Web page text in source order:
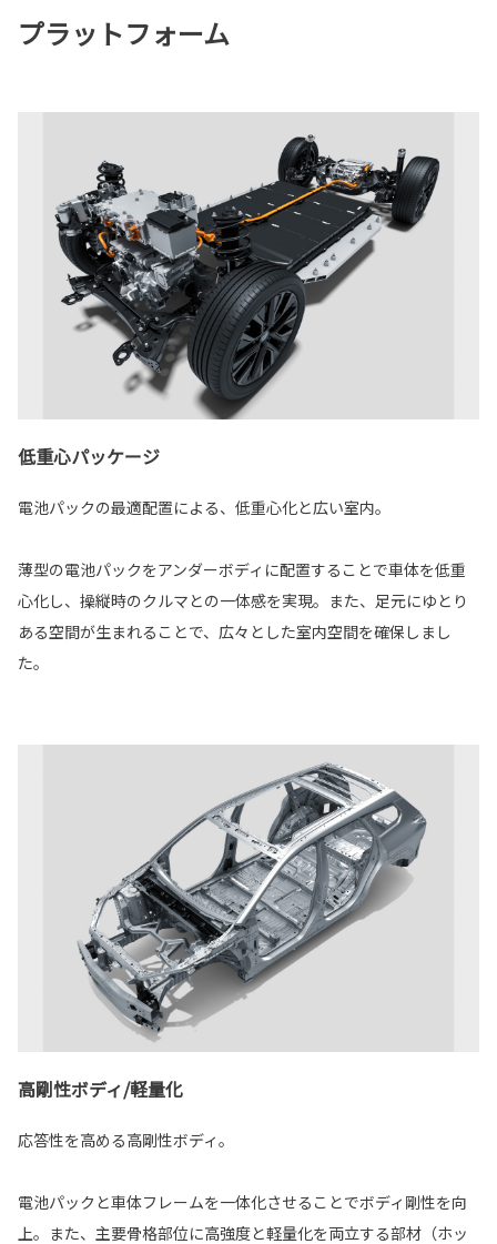
プラットフォーム
低重心パッケージ
電池パックの最適配置による、低重心化と広い室内。
薄型の電池パックをアンダーボディに配置することで車体を低重
心化し、操縦時のクルマとの一体感を実現。また、足元にゆとり
ある空間が生まれることで、広々とした室内空間を確保しまし
た。
高剛性ボディ/軽量化
応答性を高める高剛性ボディ。
電池パックと車体フレームを一体化させることでボディ剛性を向
上。また、主要骨格部位に高強度と軽量化を両立する部材（ホッ